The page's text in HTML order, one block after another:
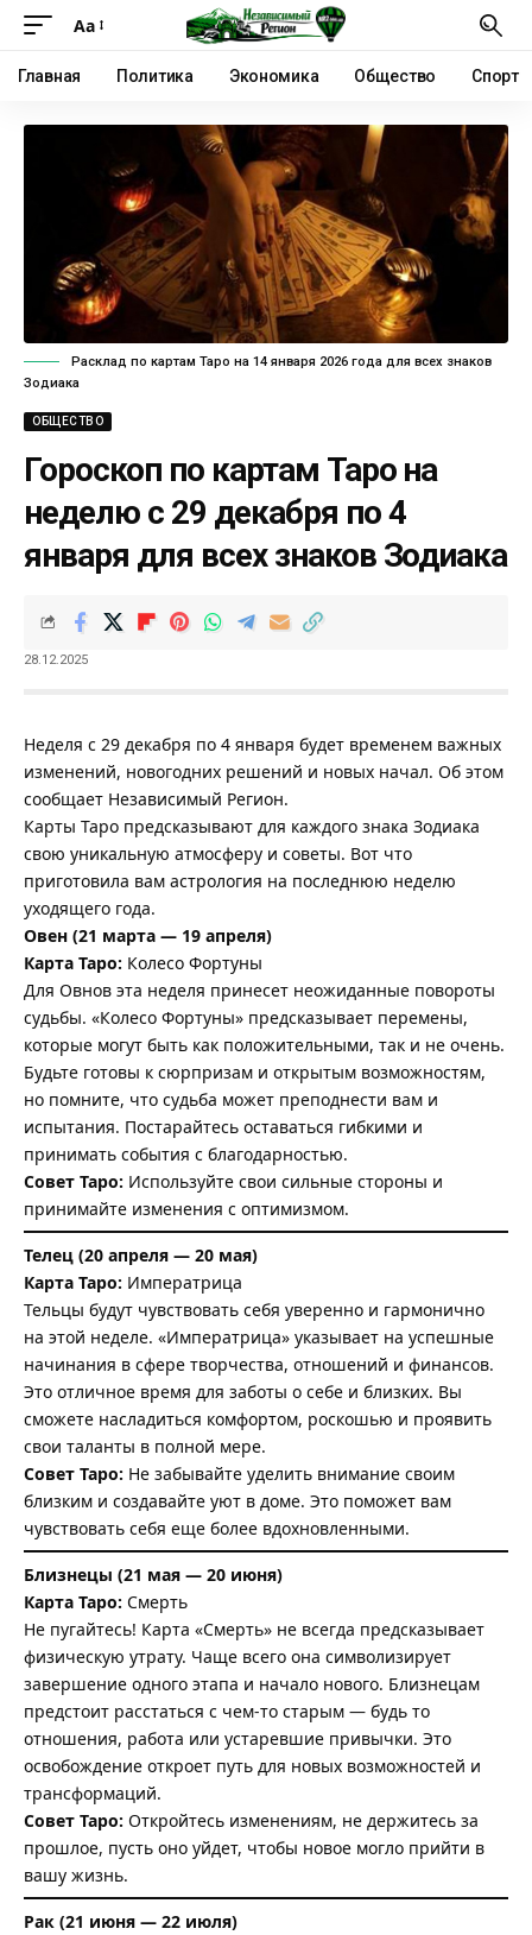
Аа
Главная Политика Экономика Общество Спорт
Расклад по картам Таро на 14 января 2026 года для всех знаков
Зодиака
ОБЩЕСТВО
Гороскоп по картам Таро на
неделю с 29 декабря по 4
января для всех знаков Зодиака
28.12.2025
Неделя с 29 декабря по 4 января будет временем важных
изменений, новогодних решений и новых начал. Об этом
сообщает Независимый Регион.
Карты Таро предсказывают для каждого знака Зодиака
свою уникальную атмосферу и советы. Вот что
приготовила вам астрология на последнюю неделю
уходящего года.
Овен (21 марта — 19 апреля)
Карта Таро: Колесо Фортуны
Для Овнов эта неделя принесет неожиданные повороты
судьбы. «Колесо Фортуны» предсказывает перемены,
которые могут быть как положительными, так и не очень.
Будьте готовы к сюрпризам и открытым возможностям,
но помните, что судьба может преподнести вам и
испытания. Постарайтесь оставаться гибкими и
принимать события с благодарностью.
Совет Таро: Используйте свои сильные стороны и
принимайте изменения с оптимизмом.
Телец (20 апреля — 20 мая)
Карта Таро: Императрица
Тельцы будут чувствовать себя уверенно и гармонично
на этой неделе. «Императрица» указывает на успешные
начинания в сфере творчества, отношений и финансов.
Это отличное время для заботы о себе и близких. Вы
сможете насладиться комфортом, роскошью и проявить
свои таланты в полной мере.
Совет Таро: Не забывайте уделить внимание своим
близким и создавайте уют в доме. Это поможет вам
чувствовать себя еще более вдохновленными.
Близнецы (21 мая — 20 июня)
Карта Таро: Смерть
Не пугайтесь! Карта «Смерть» не всегда предсказывает
физическую утрату. Чаще всего она символизирует
завершение одного этапа и начало нового. Близнецам
предстоит расстаться с чем-то старым — будь то
отношения, работа или устаревшие привычки. Это
освобождение откроет путь для новых возможностей и
трансформаций.
Совет Таро: Откройтесь изменениям, не держитесь за
прошлое, пусть оно уйдет, чтобы новое могло прийти в
вашу жизнь.
Рак (21 июня — 22 июля)